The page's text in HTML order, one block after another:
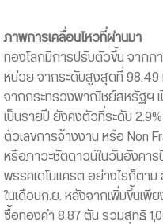
ภาพการเคลื่อนไหวที่ผ่านมา
ทองโลกมีการปรับตัวขึ้น จากก
หน่วย จากระดับสูงสุดที่ 98.49
จากกระทรวงพาณิชย์สหรัฐฯ เ
เป็นรายปี ยังคงตัวที่ระดับ
ตัวเลขการจ้างงาน หรือ Non
หรือภาวะชัตดาวน์ในวันอังคาร
พรรคเดโมเเครต อย่างไรก็ตา
ในเดือนก.ย. หลังจากเพิ่มขึ้นเ
ซื้อทองคำ 8.87 ตัน รวมสุทธิ